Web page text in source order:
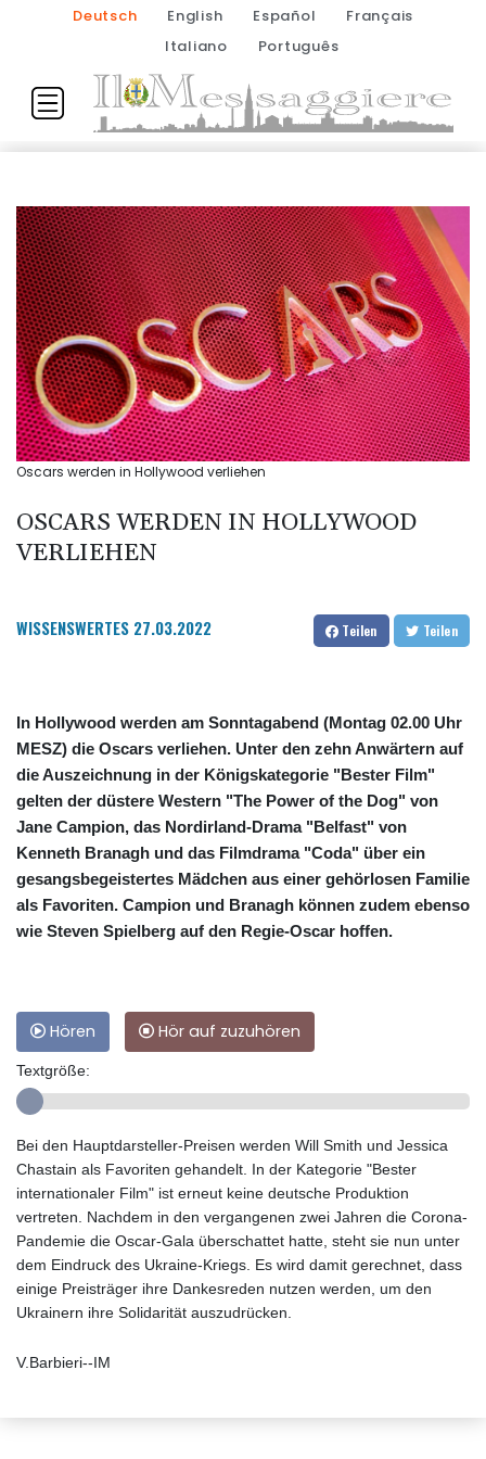
Deutsch English Español
Français
Italiano
Português
Oscars werden in Hollywood verliehen
OSCARS WERDEN IN HOLLYWOOD
VERLIEHEN
WISSENSWERTES 27.03.2022 Teilen Teilen
In Hollywood werden am Sonntagabend (Montag 02.00 Uhr
MESZ) die Oscars verliehen. Unter den zehn Anwärtern auf
die Auszeichnung in der Königskategorie "Bester Film"
gelten der düstere Western "The Power of the Dog" von
Jane Campion, das Nordirland-Drama "Belfast" von
Kenneth Branagh und das Filmdrama "Coda" über ein
gesangsbegeistertes Mädchen aus einer gehörlosen Familie
als Favoriten. Campion und Branagh können zudem ebenso
wie Steven Spielberg auf den Regie-Oscar hoffen.
Hören Hör auf zuzuhören
Textgröße:
Bei den Hauptdarsteller-Preisen werden Will Smith und Jessica
Chastain als Favoriten gehandelt. In der Kategorie "Bester
internationaler Film" ist erneut keine deutsche Produktion
vertreten. Nachdem in den vergangenen zwei Jahren die Corona-
Pandemie die Oscar-Gala überschattet hatte, steht sie nun unter
dem Eindruck des Ukraine-Kriegs. Es wird damit gerechnet, dass
einige Preisträger ihre Dankesreden nutzen werden, um den
Ukrainern ihre Solidarität auszudrücken.
V.Barbieri--IM